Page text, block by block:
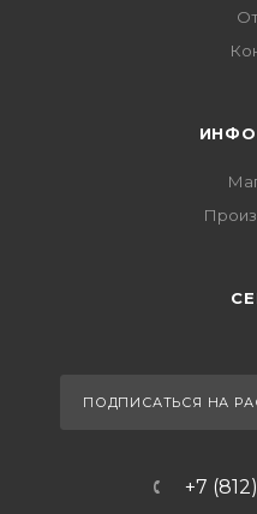
ПОДПИСАТЬСЯ НА
+7